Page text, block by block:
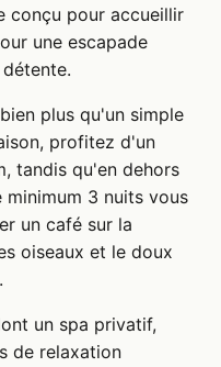
conçu pour accueillir
une escapade
plus qu'un simple
profitez d'un
tandis qu'en dehors
3 nuits vous
un café sur la
oiseaux et le doux
un spa privatif,
de relaxation